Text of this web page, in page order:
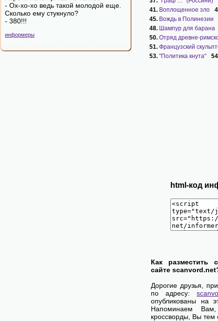
- Ох-хо-хо ведь такой молодой еще.
Сколько ему стукнуло?
- 380!!!
информеры
41. Воплощенное зло
45. Вождь в Полинезии
48. Шампур для барана
50. Отряд древне-
51. Французский
53. "Политика кнута"
html-код
Как разместить
сайте
Дорогие друзья,
по адресу:
опубликованы на
Напоминаем
кроссворды, Вы